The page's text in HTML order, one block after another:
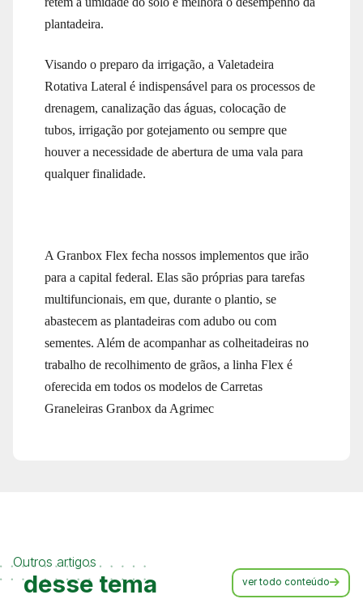
plantadeira.
Visando o preparo da irrigação, a Valetadeira
Rotativa Lateral é indispensável para os processos de
drenagem, canalização das águas, colocação de
tubos, irrigação por gotejamento ou sempre que
houver a necessidade de abertura de uma vala para
qualquer finalidade.
A Granbox Flex fecha nossos implementos que irão
para a capital federal. Elas são próprias para tarefas
multifuncionais, em que, durante o plantio, se
abastecem as plantadeiras com adubo ou com
sementes. Além de acompanhar as colheitadeiras no
trabalho de recolhimento de grãos, a linha Flex é
oferecida em todos os modelos de Carretas
Graneleiras Granbox da Agrimec
Outros artigos
desse tema ver todo conteúdo